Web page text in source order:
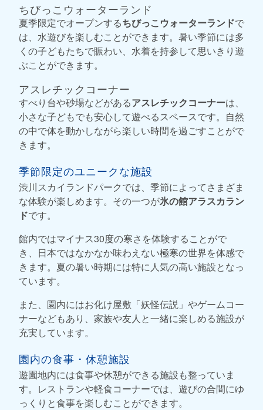
ちびっこウォーターランド
夏季限定でオープンするちびっこウォーターランドで
は、水遊びを楽しむことができます。暑い季節には多
くの子どもたちで賑わい、水着を持参して思いきり遊
ぶことができます。
アスレチックコーナー
すべり台や砂場などがあるアスレチックコーナーは、
小さな子どもでも安心して遊べるスペースです。自然
の中で体を動かしながら楽しい時間を過ごすことがで
きます。
季節限定のユニークな施設
渋川スカイランドパークでは、季節によってさまざま
な体験が楽しめます。その一つが氷の館アラスカラン
ドです。
館内ではマイナス30度の寒さを体験することがで
き、日本ではなかなか味わえない極寒の世界を体感で
きます。夏の暑い時期には特に人気の高い施設となっ
ています。
また、園内にはお化け屋敷「妖怪伝説」やゲームコー
ナーなどもあり、家族や友人と一緒に楽しめる施設が
充実しています。
園内の食事・休憩施設
遊園地内には食事や休憩ができる施設も整っていま
す。レストランや軽食コーナーでは、遊びの合間にゆ
っくりと食事を楽しむことができます。